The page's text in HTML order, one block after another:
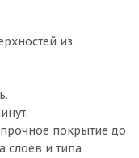
из
покрытие до
слоев и типа